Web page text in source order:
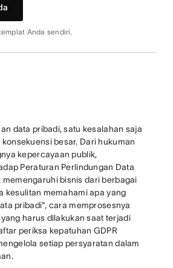
Anda sendiri.
data pribadi, satu kesalahan saja
besar. Dari hukuman
kepercayaan publik,
Peraturan Perlindungan Data
memengaruhi bisnis dari berbagai
kesulitan memahami apa yang
pribadi", cara memprosesnya
harus dilakukan saat terjadi
periksa kepatuhan GDPR
setiap persyaratan dalam